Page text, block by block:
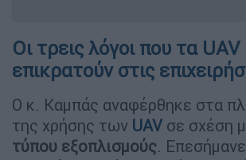
Οι τρεις λόγοι που τα UAV
επικρατούν στις
Ο κ. Καμπάς αναφέρθηκε στα
της χρήσης των UAV σε σχέση
τύπου εξοπλισμούς.